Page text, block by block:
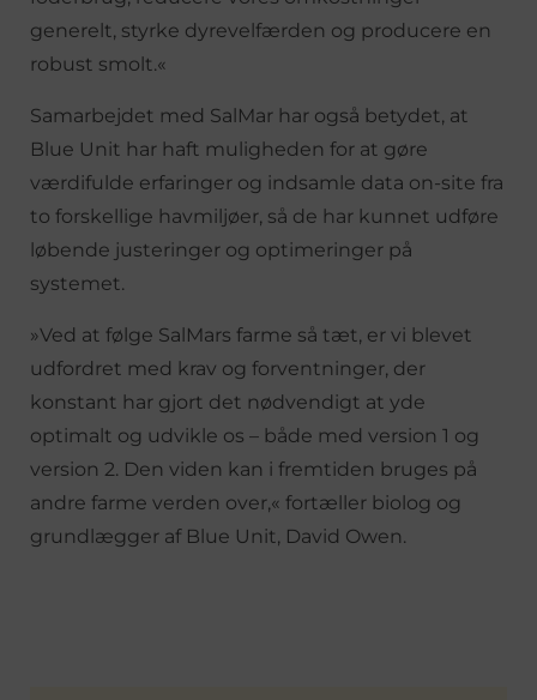
generelt, styrke dyrevelfærden og producere en
robust smolt.«
Samarbejdet med SalMar har også betydet, at
Blue Unit har haft muligheden for at gøre
værdifulde erfaringer og indsamle data on-site fra
to forskellige havmiljøer, så de har kunnet udføre
løbende justeringer og optimeringer på
systemet.
»Ved at følge SalMars farme så tæt, er vi blevet
udfordret med krav og forventninger, der
konstant har gjort det nødvendigt at yde
optimalt og udvikle os – både med version 1 og
version 2. Den viden kan i fremtiden bruges på
andre farme verden over,« fortæller biolog og
grundlægger af Blue Unit, David Owen.